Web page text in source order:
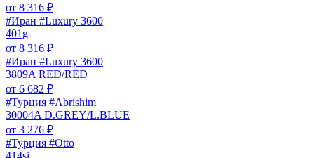
от 8 316 ₽
#Иран #Luxury 3600
401g
от 8 316 ₽
#Иран #Luxury 3600
3809A RED/RED
от 6 682 ₽
#Турция #Abrishim
30004A D.GREY/L.BLUE
от 3 276 ₽
#Турция #Otto
414si